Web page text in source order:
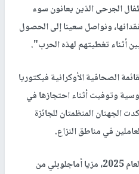
الجرحى الذين يعانون سوء
ونواصل سعينا إلى الحصول
أثناء تغطيتهم لهذه الحرب".
الصحافية الأوكرانية فيكتوريا
وتوفيت أثناء احتجازها في
في حين أكدت الجهتان المنظمتان للجائزة
في مناطق النزاع.
كما ضمت قائمة المكرمين بالجائزة لعام 2025، مزيا أماجلوبلي من